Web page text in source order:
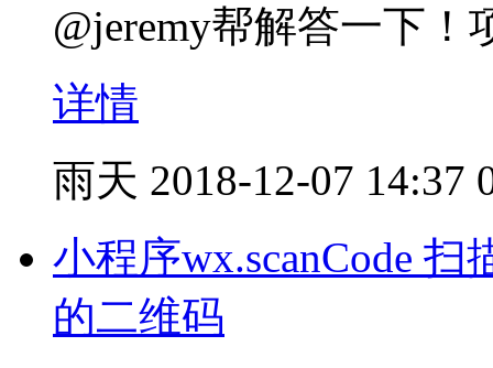
@jeremy帮解答一下！
详情
雨天 2018-12-07 14:37
小程序wx.scanCode 扫
的二维码